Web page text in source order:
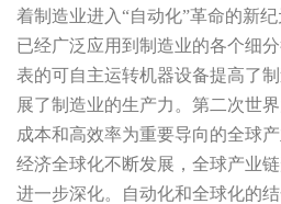
着制造业进入“自动化”革命的新
已经广泛应用到制造业的各个细
表的可自主运转机器设备提高了
展了制造业的生产力。第二次世
成本和高效率为重要导向的全球
经济全球化不断发展，全球产业
进一步深化。自动化和全球化的